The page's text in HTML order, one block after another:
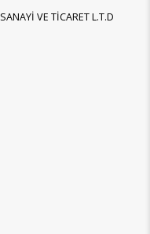
VE TİCARET L.T.D